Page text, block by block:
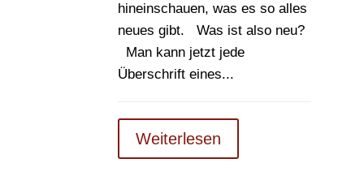
hineinschauen, was es so alles
neues gibt. Was ist also neu?
Man kann jetzt jede
Überschrift eines...
Weiterlesen